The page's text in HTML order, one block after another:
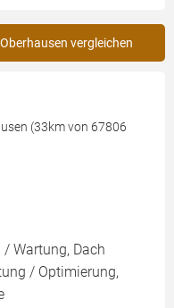
vergleichen
(33km von 67806
Wartung, Dach
/ Optimierung,